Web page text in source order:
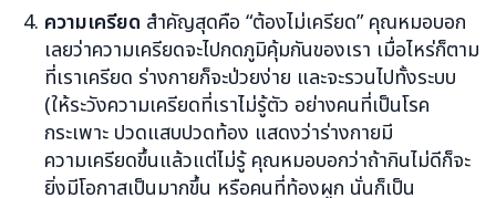
ความเครียด สำคัญสุดคือ “ต้องไม่เครียด” คุณหมอบอก
เลยว่าความเครียดจะไปกดภูมิคุ้มกันของเรา เมื่อไหร่ก็ตาม
ที่เราเครียด ร่างกายก็จะป่วยง่าย และจะรวนไปทั้งระบบ
(ให้ระวังความเครียดที่เราไม่รู้ตัว อย่างคนที่เป็นโรค
กระเพาะ ปวดแสบปวดท้อง แสดงว่าร่างกายมี
ความเครียดขึ้นแล้วแต่ไม่รู้ คุณหมอบอกว่าถ้ากินไม่ดีก็จะ
ยิ่งมีโอกาสเป็นมากขึ้น หรือคนที่ท้องผูก นั่นก็เป็น